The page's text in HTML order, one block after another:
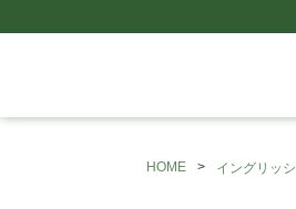
HOME イングリッ